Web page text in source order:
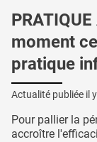
moment
pratique
Actualité publiée il
Pour pallier la
accroître